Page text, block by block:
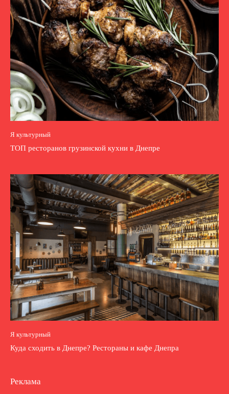
Я культурный
ТОП ресторанов грузинской кухни в Днепре
Я культурный
Куда сходить в Днепре? Рестораны и кафе Днепра
Реклама